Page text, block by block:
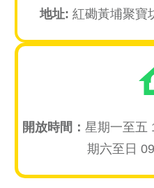
地址: 紅磡黃埔聚寶
開放時間： 星期一
期六至日